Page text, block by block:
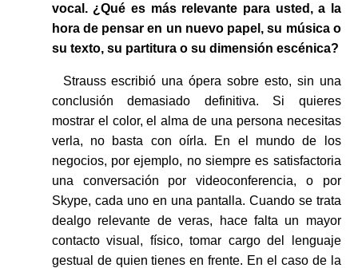
vocal. ¿Qué es más relevante para usted, a la
hora de pensar en un nuevo papel, su música o
su texto, su partitura o su dimensión escénica?
Strauss escribió una ópera sobre esto, sin una
conclusión demasiado definitiva. Si quieres
mostrar el color, el alma de una persona necesitas
verla, no basta con oírla. En el mundo de los
negocios, por ejemplo, no siempre es satisfactoria
una conversación por videoconferencia, o por
Skype, cada uno en una pantalla. Cuando se trata
dealgo relevante de veras, hace falta un mayor
contacto visual, físico, tomar cargo del lenguaje
gestual de quien tienes en frente. En el caso de la